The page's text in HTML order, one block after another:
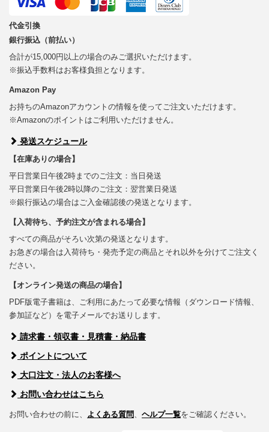
代金引換
銀行振込（前払い）
合計が15,000円以上の場合のみご選択いただけます。
※振込手数料はお客様負担となります。
Amazon Pay
お持ちのAmazonアカウントの情報を使ってご注文いただけます。
※Amazonのポイントはご利用いただけません。
発送スケジュール
【在庫ありの場合】
平日営業日午後2時までのご注文：当日発送
平日営業日午後2時以降のご注文：翌営業日発送
※銀行振込の場合はご入金確認後の発送となります。
【入荷待ち、予約注文が含まれる場合】
すべての商品がそろい次第の発送となります。
お急ぎの場合は入荷待ち・発売予定の商品とそれ以外を分けてご注文く
ださい。
【オンライン発送の商品の場合】
PDF版電子書籍は、ご利用にあたって必要な情報（ダウンロード情報、
参加証など）を電子メールでお送りします。
請求書・領収書・見積書・納品書
ポイントについて
大口注文・法人のお客様へ
お問い合わせはこちら
お問い合わせの前に、 よくある質問 ヘルプ一覧をご確認ください。